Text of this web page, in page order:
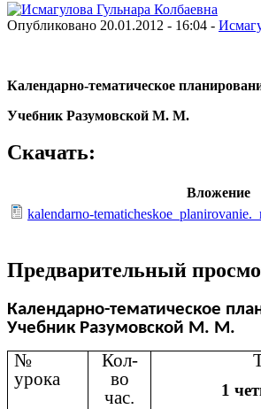
Опубликовано 20.01.2012 - 16:04 -
Календарно-тематическое
Учебник Разумовской М. М.
Скачать:
Вложение
kalendarno-
Предварительный
Календарно-тематическое
Учебник Разумовской М. М.
№
урока
Кол-
во
час.
1